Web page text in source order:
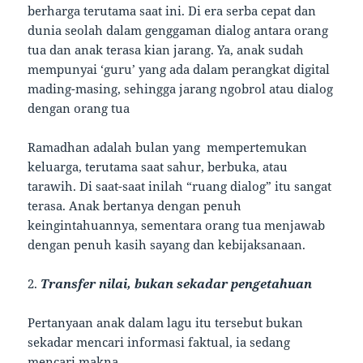
berharga terutama saat ini. Di era serba cepat dan
dunia seolah dalam genggaman dialog antara orang
tua dan anak terasa kian jarang. Ya, anak sudah
mempunyai ‘guru’ yang ada dalam perangkat digital
mading-masing, sehingga jarang ngobrol atau dialog
dengan orang tua
Ramadhan adalah bulan yang mempertemukan
keluarga, terutama saat sahur, berbuka, atau
tarawih. Di saat-saat inilah “ruang dialog” itu sangat
terasa. Anak bertanya dengan penuh
keingintahuannya, sementara orang tua menjawab
dengan penuh kasih sayang dan kebijaksanaan.
2. Transfer nilai, bukan sekadar pengetahuan
Pertanyaan anak dalam lagu itu tersebut bukan
sekadar mencari informasi faktual, ia sedang